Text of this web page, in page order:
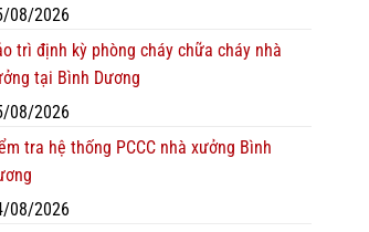
08/2026
trì định kỳ phòng cháy chữa cháy nhà
tại Bình Dương
08/2026
tra hệ thống PCCC nhà xưởng Bình
08/2026